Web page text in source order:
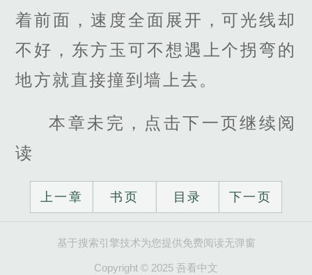
着前面，速度全面展开，可光线却
不好，东方玉可不想遇上个拐弯的
地方就直接撞到墙上去。
本章未完，点击下一页继续阅
读
上一章 书页 目录 下一页
基于搜索引擎技术为您提供免费阅读无弹窗
Copyright © 2025 吾看中文